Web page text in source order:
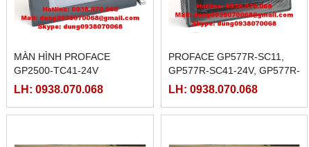
MÀN HÌNH PROFACE
GP2500-TC41-24V
LH: 0938.070.068
PROFACE GP577R-SC11,
GP577R-SC41-24V, GP577R-
TC11, GP577R-TC41-24V
LH: 0938.070.068